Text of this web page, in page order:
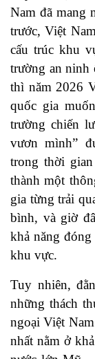
Nam đã mang
trước, Việt
cấu trúc khu
trường an ninh
thì năm 2026
quốc gia
trường chiến
vươn mình”
trong thời
thành một
gia từng trải
bình, và giờ
khả năng
khu vực.
Tuy nhiên,
những thách
ngoại Việt
nhất nằm ở